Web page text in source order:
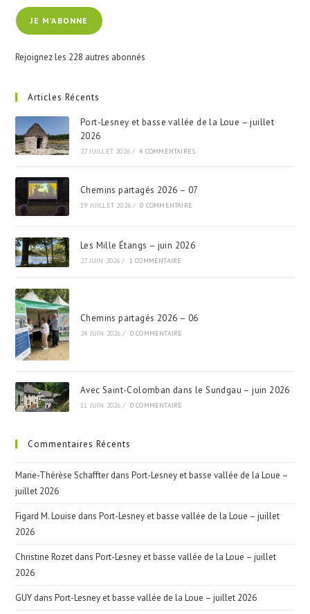
e-
mailJE M'ABONNE
Rejoignez les 228 autres abonnés
Articles Récents
Port-Lesney et basse vallée de la Loue – juillet
2026
27 JUILLET 2026 / 4 COMMENTAIRES
Chemins partagés 2026 – 07
19 JUILLET 2026 / 0 COMMENTAIRE
Les Mille Étangs – juin 2026
27 JUIN 2026 / 1 COMMENTAIRE
Chemins partagés 2026 – 06
24 JUIN 2026 / 0 COMMENTAIRE
Avec Saint-Colomban dans le Sundgau – juin 2026
11 JUIN 2026 / 0 COMMENTAIRE
Commentaires Récents
Marie-Thérèse Schaffter dansPort-Lesney et basse vallée de la Loue –
juillet 2026
Figard M. Louise dansPort-Lesney et basse vallée de la Loue – juillet
2026
Christine Rozet dansPort-Lesney et basse vallée de la Loue – juillet
2026
GUY dansPort-Lesney et basse vallée de la Loue – juillet 2026